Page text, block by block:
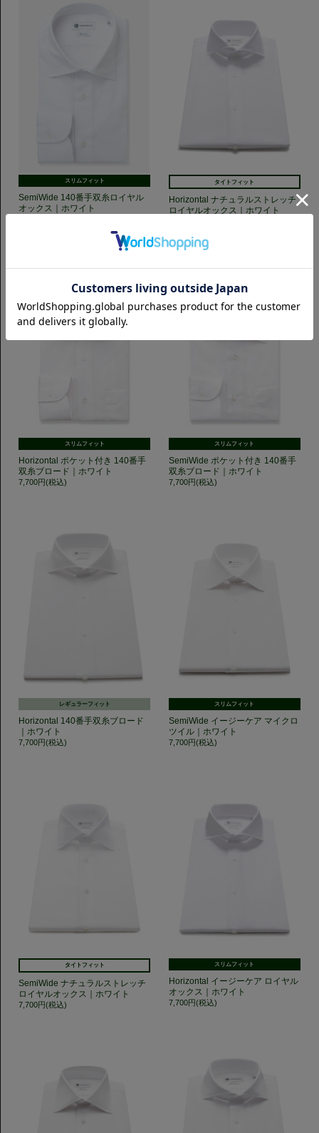
スリムフィット
SemiWide 140番手双糸ロイヤル
オックス｜ホワイト
タイトフィット
Horizontal ナチュラルストレッチ
ロイヤルオックス｜ホワイト
スリムフィット
Horizontal ポケット付き 140番手
双糸ブロード｜ホワイト
7,700円(税込)
スリムフィット
SemiWide ポケット付き 140番手
双糸ブロード｜ホワイト
7,700円(税込)
レギュラーフィット
Horizontal 140番手双糸ブロード
｜ホワイト
7,700円(税込)
スリムフィット
SemiWide イージーケア マイクロ
ツイル｜ホワイト
7,700円(税込)
タイトフィット
SemiWide ナチュラルストレッチ
ロイヤルオックス｜ホワイト
7,700円(税込)
スリムフィット
Horizontal イージーケア ロイヤル
オックス｜ホワイト
7,700円(税込)